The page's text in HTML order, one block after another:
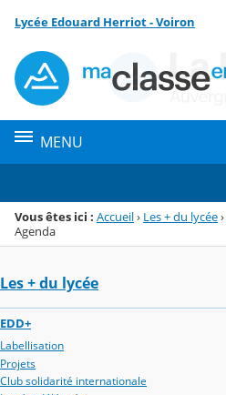
Menu de la rubrique
Contenu
Lycée Edouard Herriot - Voiron
MENU
Vous êtes ici : Accueil› Les + du lycée›
Agenda
Les + du lycée
EDD+
Labellisation
Projets
Club solidarité internationale